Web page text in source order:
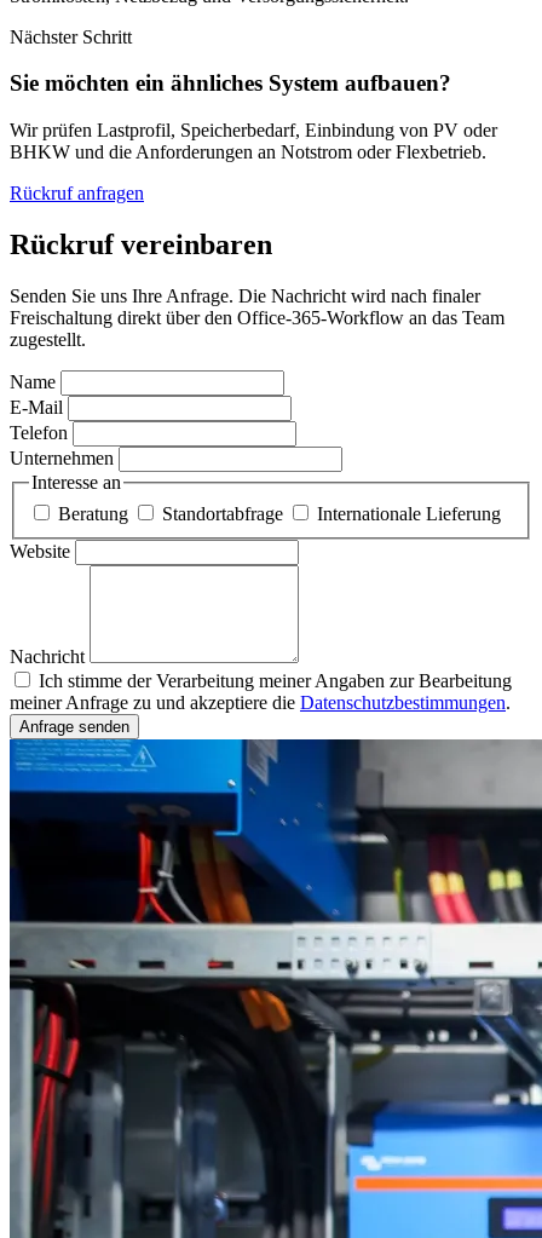
Nächster Schritt
Sie möchten ein ähnliches System aufbauen?
Wir prüfen Lastprofil, Speicherbedarf, Einbindung von PV oder
BHKW und die Anforderungen an Notstrom oder Flexbetrieb.
Rückruf anfragen
Rückruf vereinbaren
Senden Sie uns Ihre Anfrage. Die Nachricht wird nach finaler
Freischaltung direkt über den Office-365-Workflow an das Team
zugestellt.
Name
E-Mail
Telefon
Unternehmen
Interesse an
Beratung
Standortabfrage
Internationale Lieferung
Website
Nachricht
Ich stimme der Verarbeitung meiner Angaben zur Bearbeitung
meiner Anfrage zu und akzeptiere die Datenschutzbestimmungen.
Anfrage senden